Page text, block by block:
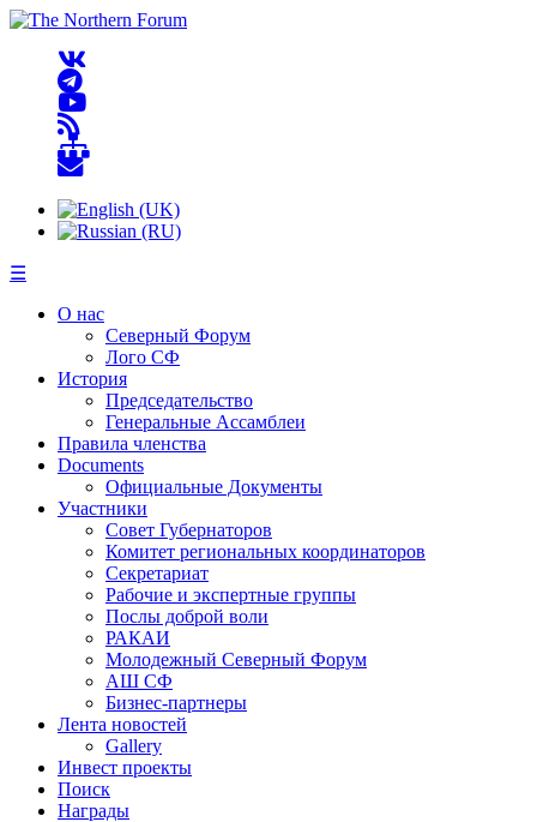
☰
О нас
Северный Форум
Лого СФ
История
Председательство
Генеральные Ассамблеи
Правила членства
Documents
Официальные Документы
Участники
Совет Губернаторов
Комитет региональных координаторов
Секретариат
Рабочие и экспертные группы
Послы доброй воли
РАКАИ
Молодежный Северный Форум
АШ СФ
Бизнес-партнеры
Лента новостей
Gallery
Инвест проекты
Поиск
Награды